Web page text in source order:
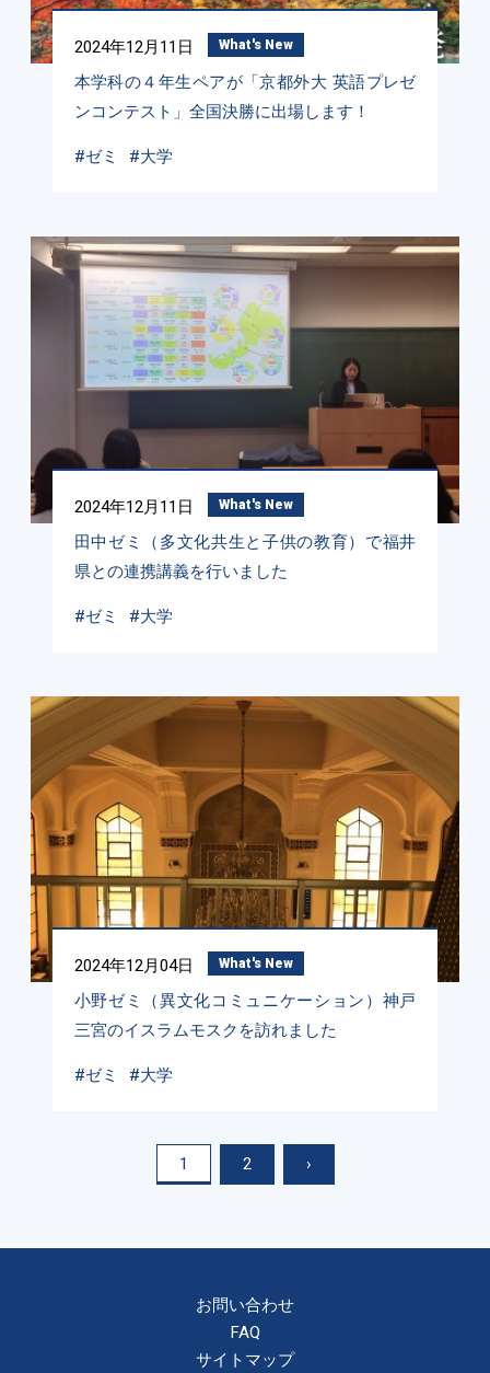
2024年12月11日 What's New
本学科の４年生ペアが「京都外大 英語プレゼ
ンコンテスト」全国決勝に出場します！
#ゼミ #大学
2024年12月11日 What's New
田中ゼミ（多文化共生と子供の教育）で福井
県との連携講義を行いました
#ゼミ #大学
2024年12月04日 What's New
小野ゼミ（異文化コミュニケーション）神戸
三宮のイスラムモスクを訪れました
#ゼミ #大学
1 2 ›
お問い合わせ
FAQ
サイトマップ